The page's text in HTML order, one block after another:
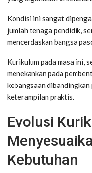
Kondisi ini sangat
jumlah tenaga pendidik,
mencerdaskan bangsa
Kurikulum pada masa ini,
menekankan pada
kebangsaan
keterampilan praktis.
Evolusi
Kebutuhan